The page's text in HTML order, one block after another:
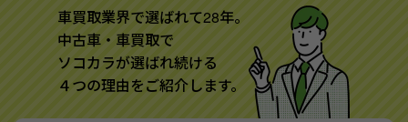
車買取業界で選ばれて28年。
中古車・車買取で
ソコカラが選ばれ続ける
４つの理由をご紹介します。